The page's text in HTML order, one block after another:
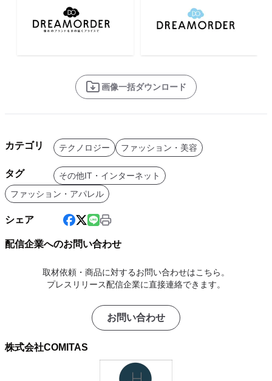
画像一括ダウンロード
カテゴリ テクノロジー ファッション・美容
タグ
その他IT・インターネット
ファッション・アパレル
シェア
配信企業へのお問い合わせ
取材依頼・商品に対するお問い合わせはこちら。
プレスリリース配信企業に直接連絡できます。
お問い合わせ
株式会社COMITAS